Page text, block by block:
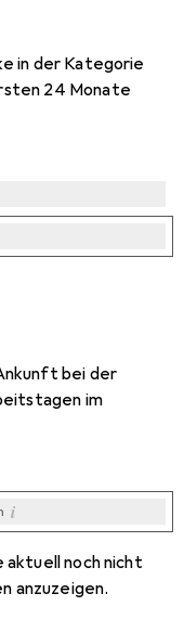
in der Kategorie
24 Monate
bei der
im
i
noch nicht
anzuzeigen.